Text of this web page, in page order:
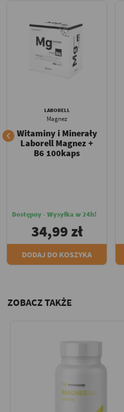

LABORELL
Magnez
Witaminy i Minerały
Laborell Magnez +
B6 100kaps
Dostępny - Wysyłka w 24h!
34,99 zł
DODAJ DO KOSZYKA
ZOBACZ TAKŻE